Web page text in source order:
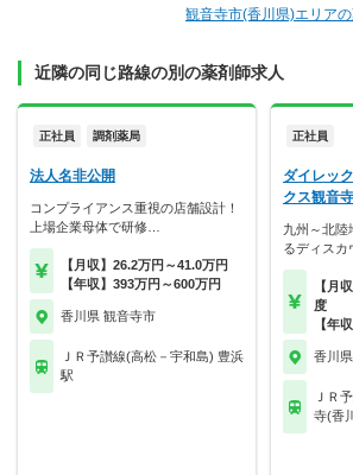
観音寺市(香川県)エリア
近隣の同じ路線の別の薬剤師求人
正社員 調剤薬局
法人名非公開
コンプライアンス重視の店舗設計！
上場企業母体で研修…
【月収】26.2万円～41.0万円
【年収】393万円～600万円
香川県 観音寺市
ＪＲ予讃線(高松－宇和島) 豊浜
駅
正社員
ダイレッ
クス観音
九州～北陸
るディス
【月
度
【年
香川
ＪＲ
寺(香